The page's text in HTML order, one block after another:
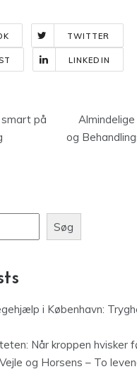
TWITTER
LINKEDIN
på
og
Søg
i København:
Når kroppen hvisker
og Horsens – To